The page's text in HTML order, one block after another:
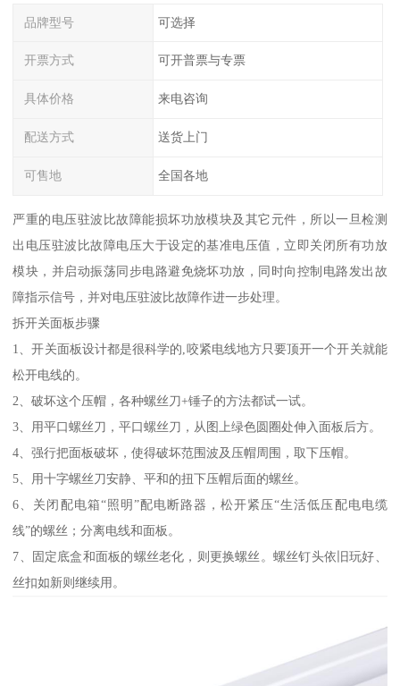
品牌型号 可选择
开票方式 可开普票与专票
具体价格 来电咨询
配送方式 送货上门
可售地 全国各地
严重的电压驻波比故障能损坏功放模块及其它元件，所以一旦检测
出电压驻波比故障电压大于设定的基准电压值，立即关闭所有功放
模块，并启动振荡同步电路避免烧坏功放，同时向控制电路发出故
障指示信号，并对电压驻波比故障作进一步处理。
拆开关面板步骤
1、开关面板设计都是很科学的,咬紧电线地方只要顶开一个开关就能
松开电线的。
2、破坏这个压帽，各种螺丝刀+锤子的方法都试一试。
3、用平口螺丝刀，平口螺丝刀，从图上绿色圆圈处伸入面板后方。
4、强行把面板破坏，使得破坏范围波及压帽周围，取下压帽。
5、用十字螺丝刀安静、平和的扭下压帽后面的螺丝。
6、关闭配电箱“照明”配电断路器，松开紧压“生活低压配电电缆
线”的螺丝；分离电线和面板。
7、固定底盒和面板的螺丝老化，则更换螺丝。螺丝钉头依旧玩好、
丝扣如新则继续用。